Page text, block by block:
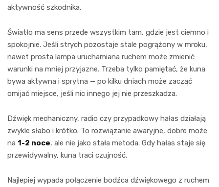
aktywność szkodnika.
Światło ma sens przede wszystkim tam, gdzie jest ciemno i
spokojnie. Jeśli strych pozostaje stale pogrążony w mroku,
nawet prosta lampa uruchamiana ruchem może zmienić
warunki na mniej przyjazne. Trzeba tylko pamiętać, że kuna
bywa aktywna i sprytna — po kilku dniach może zacząć
omijać miejsce, jeśli nic innego jej nie przeszkadza.
Dźwięk mechaniczny, radio czy przypadkowy hałas działają
zwykle słabo i krótko. To rozwiązanie awaryjne, dobre może
na 1-2 noce, ale nie jako stała metoda. Gdy hałas staje się
przewidywalny, kuna traci czujność.
Najlepiej wypada połączenie bodźca dźwiękowego z ruchem